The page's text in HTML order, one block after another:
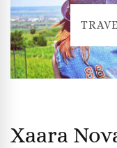
Xaara